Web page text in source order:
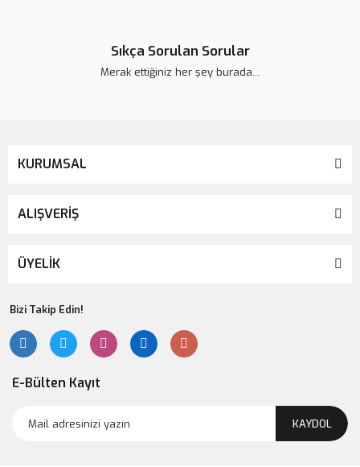
Lsv Bayan Baykuş Magnet
Sıkça Sorulan Sorular
Merak ettiğiniz her şey burada...
KURUMSAL
ALIŞVERİŞ
ÜYELİK
Bizi Takip Edin!
E-Bülten Kayıt
KAYDOL